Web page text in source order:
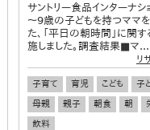
サントリー食品インターナシ
～9歳の子どもを持つママ
た、「平日の朝時間」に関
施しました。調査結果■マ...
リ
子育て 育児 こども 子
母親
親子 朝食 朝
飲料